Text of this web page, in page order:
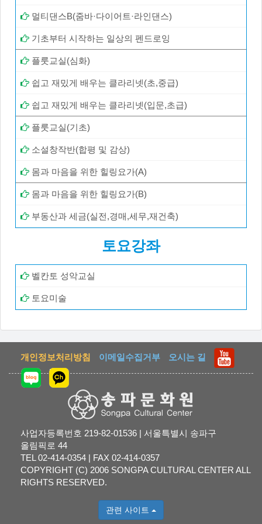
멀티댄스B(줌바·다이어트·라인댄스)
기초부터 시작하는 일상의 펜드로잉
플룻교실(심화)
쉽고 재밌게 배우는 클라리넷(초,중급)
쉽고 재밌게 배우는 클라리넷(입문,초급)
플룻교실(기초)
소설창작반(합평 및 감상)
몸과 마음을 위한 힐링요가(A)
몸과 마음을 위한 힐링요가(B)
부동산과 세금(실전,경매,세무,재건축)
토요강좌
벨칸토 성악교실
토요미술
개인정보처리방침 이메일수집거부 오시는 길
사업자등록번호 219-82-01536 | 서울특별시 송파구
올림픽로 44
TEL 02-414-0354 | FAX 02-414-0357
COPYRIGHT (C) 2006 SONGPA CULTURAL CENTER ALL
RIGHTS RESERVED.
관련 사이트